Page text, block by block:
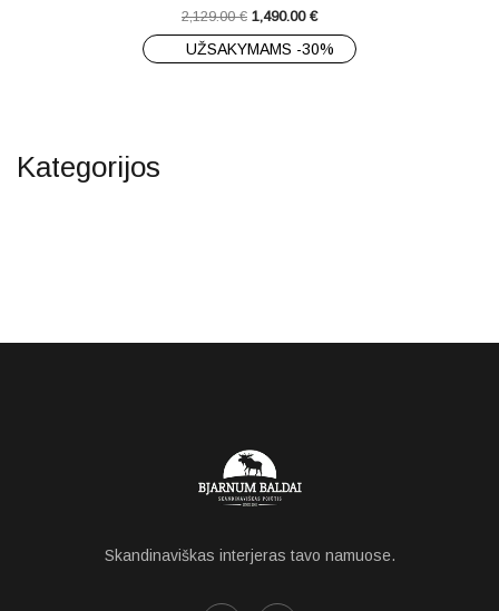
2,129.00€ 1,490.00 €
UŽSAKYMAMS -30%
Kategorijos
Skandinaviškas interjeras tavo namuose.